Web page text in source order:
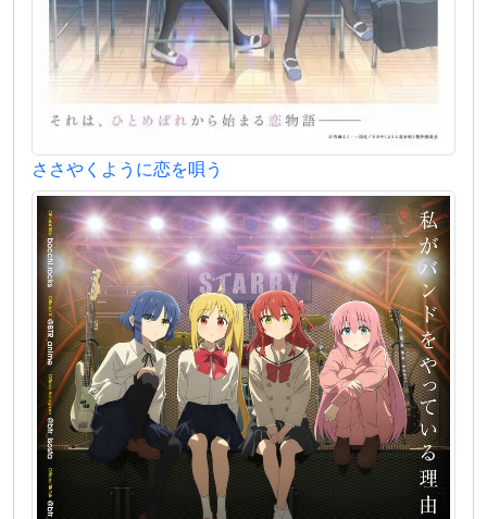
ささやくように恋を唄う